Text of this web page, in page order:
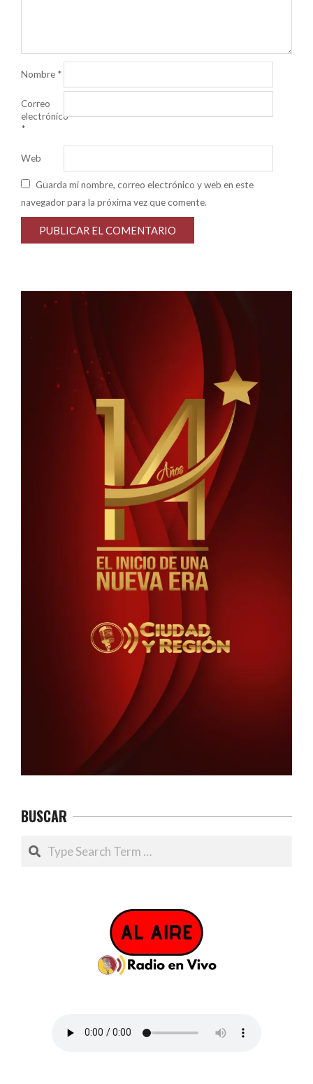
Nombre *
Correo
electrónico
*
Web
Guarda mi nombre, correo electrónico y web en este
navegador para la próxima vez que comente.
BUSCAR
Search